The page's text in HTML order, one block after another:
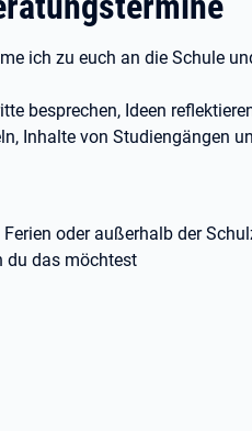
ich zu euch an die Schule
besprechen, Ideen
Inhalte von Studiengängen
oder außerhalb der
du das möchtest